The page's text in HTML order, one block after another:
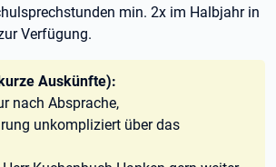
min. 2x im Halbjahr in
Verfügung.
Auskünfte):
nach Absprache,
unkompliziert über das